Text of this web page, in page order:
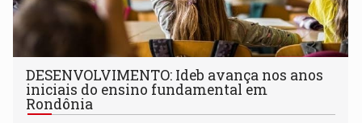
DESENVOLVIMENTO: Ideb avança nos anos
iniciais do ensino fundamental em
Rondônia